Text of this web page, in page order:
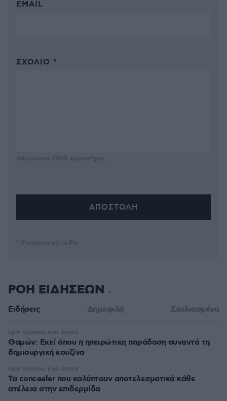
EMAIL
ΣΧΌΛΙΟ *
Απομένουν 2500 χαρακτήρες
* Υποχρεωτικά πεδία
ΡΟΗ ΕΙΔΗΣΕΩΝ
Ειδήσεις Δημοφιλή Σχολιασμένα
Θαμών: Εκεί όπου η ηπειρώτικη παράδοση συναντά τη
δημιουργική κουζίνα
πριν περίπου ένα λεπτό
Τα concealer που καλύπτουν αποτελεσματικά κάθε
ατέλεια στην επιδερμίδα
πριν περίπου ένα λεπτό